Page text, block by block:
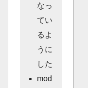
なっ
てい
るよ
うに
した
mod